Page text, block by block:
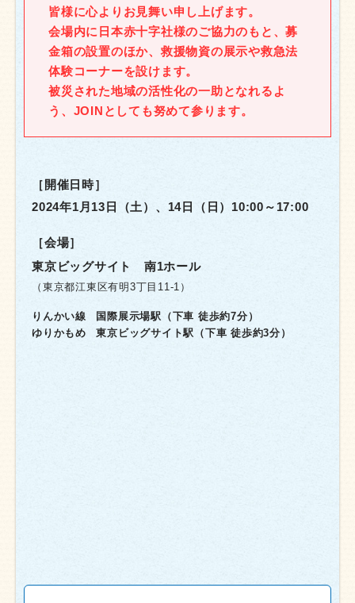
皆様に心よりお見舞い申し上げます。
会場内に日本赤十字社様のご協力のもと、募
金箱の設置のほか、救援物資の展示や救急法
体験コーナーを設けます。
被災された地域の活性化の一助となれるよ
う、JOINとしても努めて参ります。
［開催日時］
2024年1月13日（土）、14日（日） 10:00～17:00
［会場］
東京ビッグサイト 南1ホール
（東京都江東区有明3丁目11-1）
りんかい線
国際展示場駅（下車 徒歩約7分）
ゆりかもめ
東京ビッグサイト駅（下車 徒歩約3分）